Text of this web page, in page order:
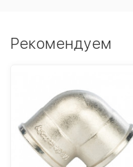
Рекомендуем